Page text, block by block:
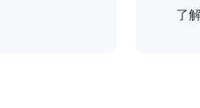
了